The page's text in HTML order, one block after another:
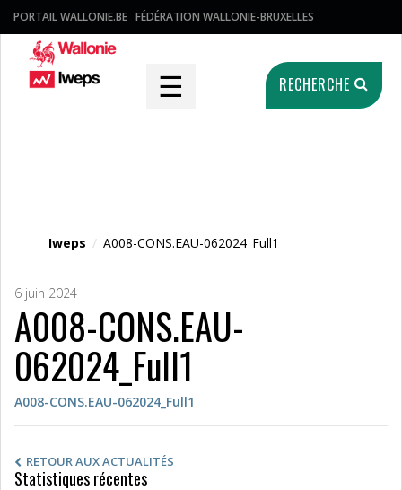
PORTAIL WALLONIE.BE FÉDÉRATION WALLONIE-BRUXELLES
☰ RECHERCHE
Iweps / A008-CONS.EAU-062024_Full1
6 juin 2024
A008-CONS.EAU-
062024_Full1
A008-CONS.EAU-062024_Full1
RETOUR AUX ACTUALITÉS
Statistiques récentes